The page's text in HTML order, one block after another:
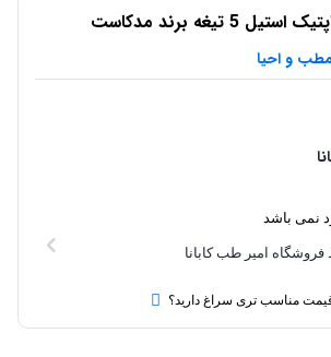
تیغه برند مدکاست
و احیا
نمی باشد
امیر طب کابانا
قیمت مناسب تری سراغ دارید؟